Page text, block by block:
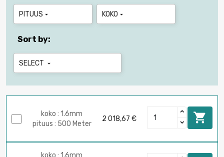
PITUUS  KOKO 
Sort by:
SELECT 
koko : 1.6mm
pituus : 500 Meter
2 018,67 € 
koko : 1.6mm